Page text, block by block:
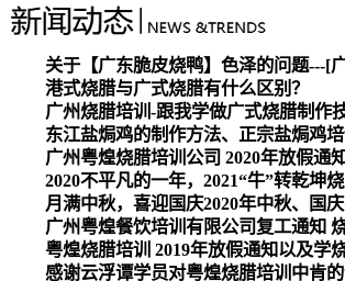
港式烧腊与广式烧腊有什么区别？
广州烧腊培训-跟我学做广式烧腊制作
东江盐焗鸡的制作方法、正宗盐焗鸡
2020不平凡的一年，2021“牛”转乾坤
广州粤煌餐饮培训有限公司复工通知
粤煌烧腊培训 2019年放假通知以及学
感谢云浮谭学员对粤煌烧腊培训中肯